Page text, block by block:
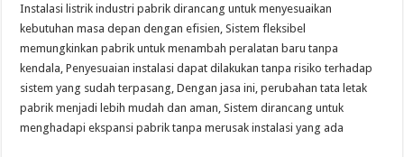
Instalasi listrik industri pabrik dirancang untuk menyesuaikan
kebutuhan masa depan dengan efisien, Sistem fleksibel
memungkinkan pabrik untuk menambah peralatan baru tanpa
kendala, Penyesuaian instalasi dapat dilakukan tanpa risiko terhadap
sistem yang sudah terpasang, Dengan jasa ini, perubahan tata letak
pabrik menjadi lebih mudah dan aman, Sistem dirancang untuk
menghadapi ekspansi pabrik tanpa merusak instalasi yang ada